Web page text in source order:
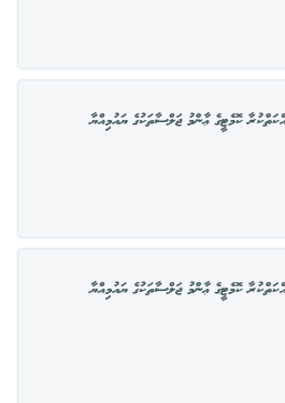
ކޮމެޓީގެ ޢާންމު ޖަލްސާތަކުގެ ޔައުމިއްޔާ
ކޮމެޓީގެ ޢާންމު ޖަލްސާތަކުގެ ޔައުމިއްޔާ